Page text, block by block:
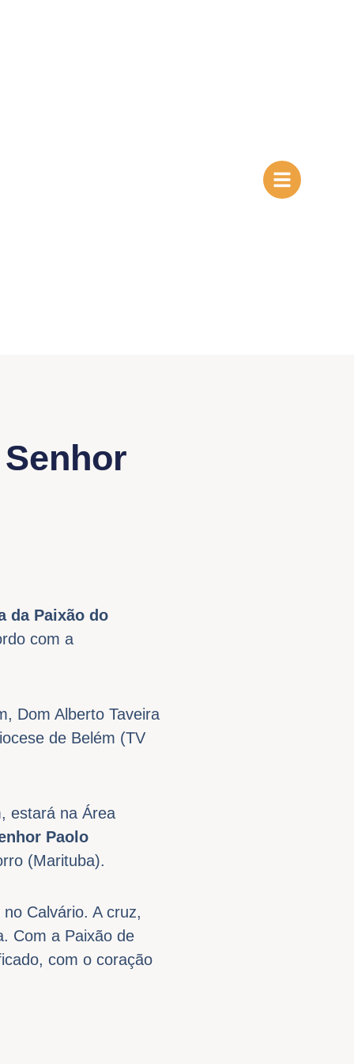
da Paixão do
com a
Dom Alberto Taveira
de Belém (TV
estará na Área
Paolo
(Marituba).
Calvário. A cruz,
Com a Paixão de
com o coração